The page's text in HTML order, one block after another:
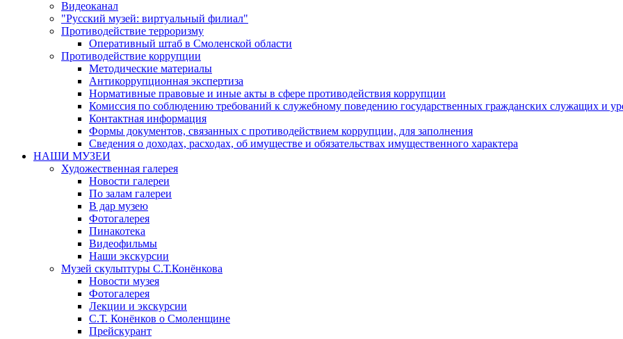
Видеоканал
"Русский музей: виртуальный филиал"
Противодействие терроризму
Оперативный штаб в Смоленской области
Противодействие коррупции
Методические материалы
Антикоррупционная экспертиза
Нормативные правовые и иные акты в сфере противодействия коррупции
Комиссия по соблюдению требований к служебному поведению государственных гражданских служащих и
Контактная информация
Формы документов, связанных с противодействием коррупции, для заполнения
Сведения о доходах, расходах, об имуществе и обязательствах имущественного характера
НАШИ МУЗЕИ
Художественная галерея
Новости галереи
По залам галереи
В дар музею
Фотогалерея
Пинакотека
Видеофильмы
Наши экскурсии
Музей скульптуры С.Т.Конёнкова
Новости музея
Фотогалерея
Лекции и экскурсии
С.Т. Конёнков о Смоленщине
Прейскурант